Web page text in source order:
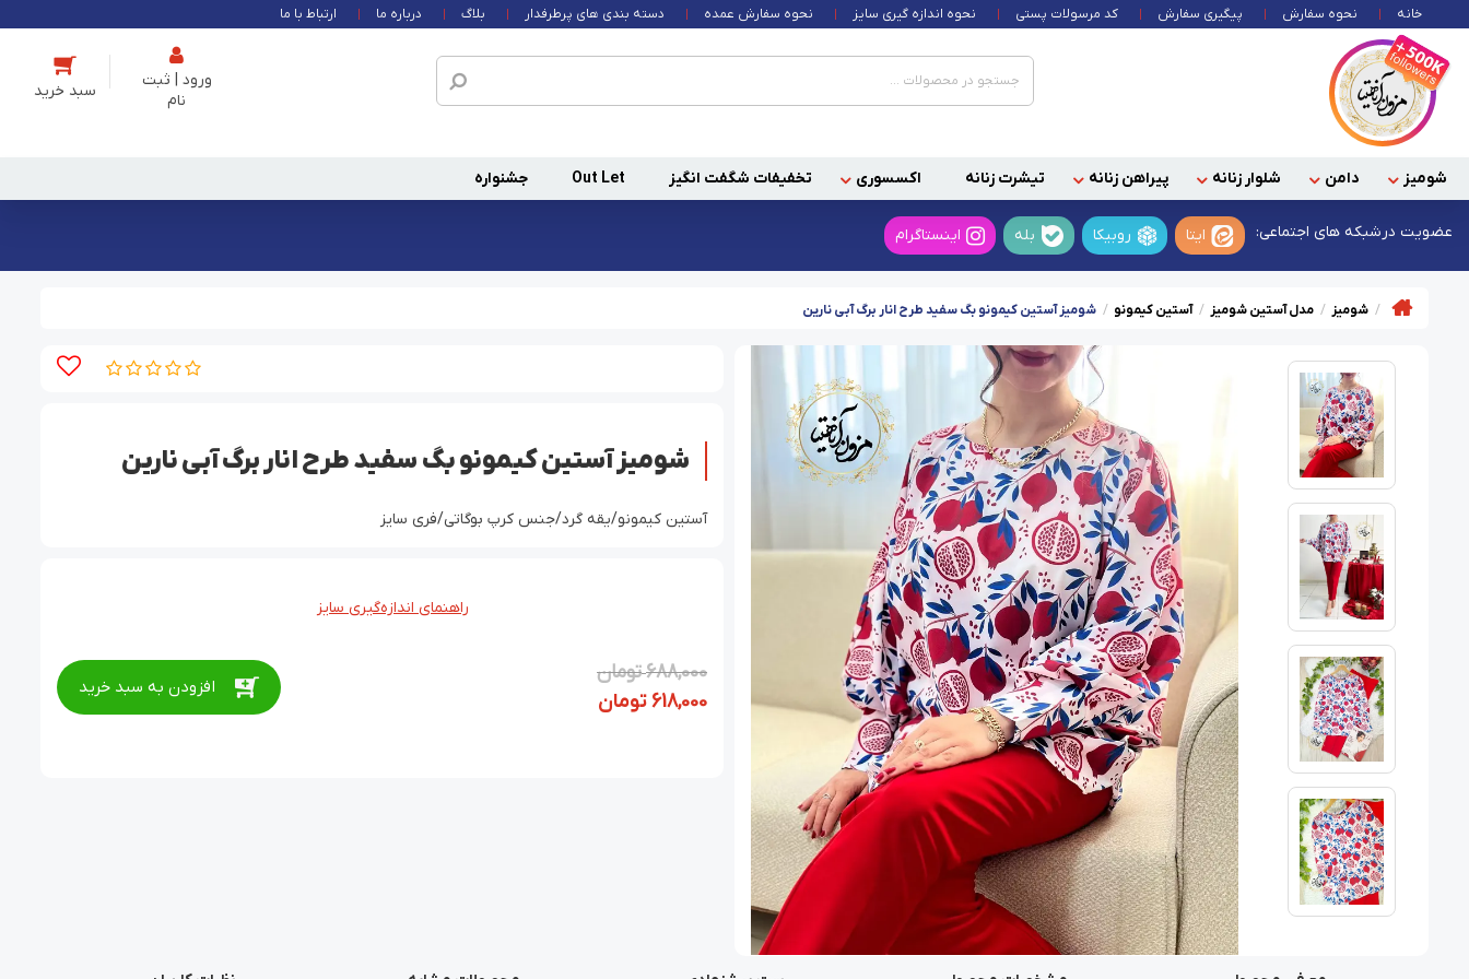
خانه نحوه سفارش پیگیری سفارش کد مرسولات پستی نحوه اندازه گیری سایز نحوه سفارش عمده دسته بندی های پرطرفدار بلاگ درباره ما ارتباط با ما
ورود | ثبت
نام
شومیز دامن شلوار زنانه پیراهن زنانه تیشرت زنانه اکسسوری تخفیفات شگفت انگیز Out Let جشنواره
عضویت درشبکه های اجتماعی: ایتا روبیکا بله اینستاگرام
شومیز مدل آستین شومیز آستین کیمونو شومیز آستین کیمونو بگ سفید طرح انار برگ آبی نارین
شومیز آستین کیمونو بگ سفید طرح انار برگ آبی نارین
آستین کیمونو/یقه گرد/جنس کرپ بوگاتی/فری سایز
راهنمای اندازه‌گیری سایز
688,000تومان
618,000تومان
افزودن به سبد خرید